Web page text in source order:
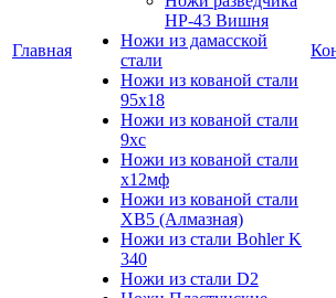
Главная
НР-43 Вишня
Ножи из дамасской
стали
Ножи из кованой стали
95х18
Ножи из кованой стали
9хс
Ножи из кованой стали
х12мф
Ножи из кованой стали
ХВ5 (Алмазная)
Ножи из стали Bohler K
340
Ножи из стали D2